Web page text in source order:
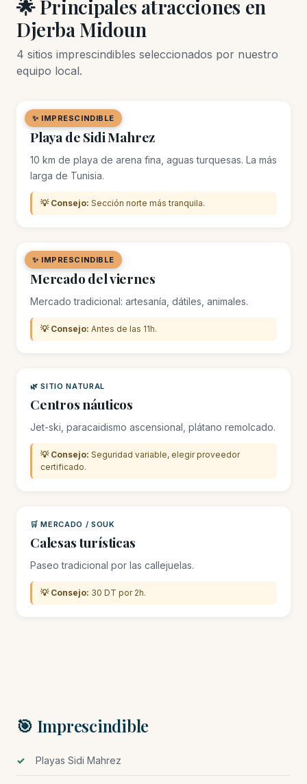
🌟 Principales atracciones en
Djerba Midoun
4 sitios imprescindibles seleccionados por nuestro
equipo local.
✨ IMPRESCINDIBLE
🏖️ PLAYA
Playa de Sidi Mahrez
10 km de playa de arena fina, aguas turquesas. La más
larga de Tunisia.
💡 Consejo: Sección norte más tranquila.
✨ IMPRESCINDIBLE
🛒 MERCADO / SOUK
Mercado del viernes
Mercado tradicional: artesanía, dátiles, animales.
💡 Consejo: Antes de las 11h.
🌿 SITIO NATURAL
Centros náuticos
Jet-ski, paracaidismo ascensional, plátano remolcado.
💡 Consejo: Seguridad variable, elegir proveedor
certificado.
🛒 MERCADO / SOUK
Calesas turísticas
Paseo tradicional por las callejuelas.
💡 Consejo: 30 DT por 2h.
🎯 Imprescindible
Playas Sidi Mahrez